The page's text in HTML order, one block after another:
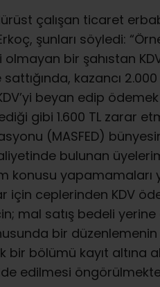
çalışan ticaret
şunları söyledi:
bir şahıstan
kazancı
beyan edip
gibi 1.600 TL zarar
(MASFED)
bulunan
konusu
için ceplerinden KDV
mal satış bedeli
bir
bir bölümü kayıt altına
edilmesi